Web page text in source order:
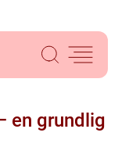
en grundlig